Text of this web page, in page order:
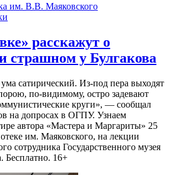
им. В.В. Маяковского
расскажут о
страшном у Булгакова
сатирический. Из-под пера выходят
по-видимому, остро задевают
круги», — сообщал
на допросах в ОГПУ. Узнаем
автора «Мастера и Маргариты» 25
им. Маяковского, на лекции
сотрудника Государственного музея
Бесплатно. 16+